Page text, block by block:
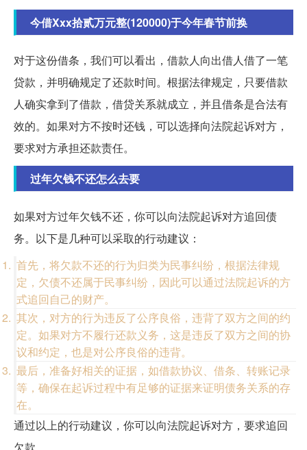
今借Xxx拾贰万元整(120000)于今年春节前换
对于这份借条，我们可以看出，借款人向出借人借了一笔
贷款，并明确规定了还款时间。根据法律规定，只要借款
人确实拿到了借款，借贷关系就成立，并且借条是合法有
效的。如果对方不按时还钱，可以选择向法院起诉对方，
要求对方承担还款责任。
过年欠钱不还怎么去要
如果对方过年欠钱不还，你可以向法院起诉对方追回债
务。以下是几种可以采取的行动建议：
首先，将欠款不还的行为归类为民事纠纷，根据法律规
定，欠债不还属于民事纠纷，因此可以通过法院起诉的方
式追回自己的财产。
其次，对方的行为违反了公序良俗，违背了双方之间的约
定。如果对方不履行还款义务，这是违反了双方之间的协
议和约定，也是对公序良俗的违背。
最后，准备好相关的证据，如借款协议、借条、转账记录
等，确保在起诉过程中有足够的证据来证明债务关系的存
在。
通过以上的行动建议，你可以向法院起诉对方，要求追回
欠款。